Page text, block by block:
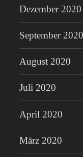
Dezember 2020
September 2020
August 2020
Juli 2020
April 2020
März 2020